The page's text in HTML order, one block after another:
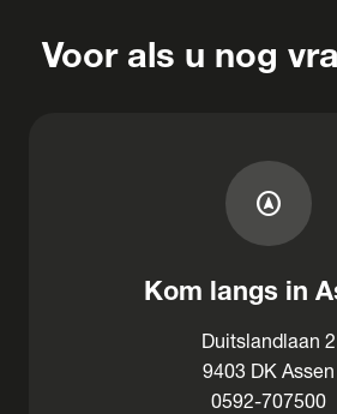
Voor als u nog
assistant_navigation
Kom langs in
Duitslandlaan 2
9403 DK Assen
0592-707500